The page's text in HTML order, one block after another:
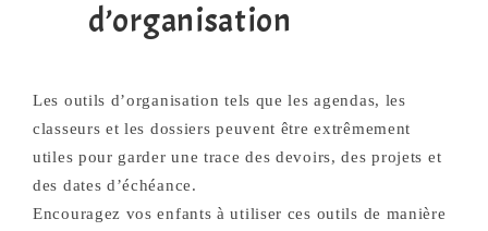
d’organisation
Les outils d’organisation tels que les agendas, les
classeurs et les dossiers peuvent être extrêmement
utiles pour garder une trace des devoirs, des projets et
des dates d’échéance.
Encouragez vos enfants à utiliser ces outils de manière